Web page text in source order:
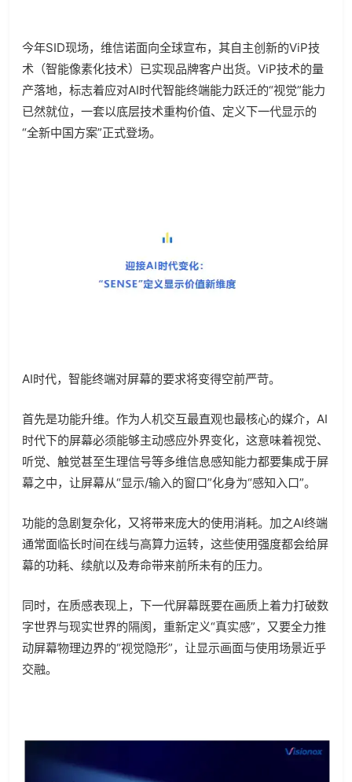
今年SID现场，维信诺面向全球宣布，其自主创新的ViP技
术（智能像素化技术）已实现品牌客户出货。ViP技术的量
产落地，标志着应对AI时代智能终端能力跃迁的“视觉”能力
已然就位，一套以底层技术重构价值、定义下一代显示的
“全新中国方案”正式登场。
AI时代，智能终端对屏幕的要求将变得空前严苛。
首先是功能升维。作为人机交互最直观也最核心的媒介，AI
时代下的屏幕必须能够主动感应外界变化，这意味着视觉、
听觉、触觉甚至生理信号等多维信息感知能力都要集成于屏
幕之中，让屏幕从“显示/输入的窗口”化身为“感知入口”。
功能的急剧复杂化，又将带来庞大的使用消耗。加之AI终端
通常面临长时间在线与高算力运转，这些使用强度都会给屏
幕的功耗、续航以及寿命带来前所未有的压力。
同时，在质感表现上，下一代屏幕既要在画质上着力打破数
字世界与现实世界的隔阂，重新定义“真实感”，又要全力推
动屏幕物理边界的“视觉隐形”，让显示画面与使用场景近乎
交融。